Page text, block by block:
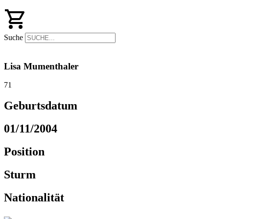
Suche
Lisa Mumenthaler
71
Geburtsdatum
01/11/2004
Position
Sturm
Nationalität